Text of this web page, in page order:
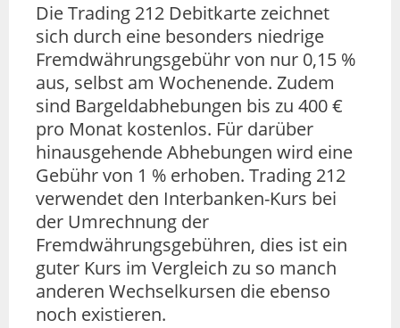
Die Trading 212 Debitkarte zeichnet
sich durch eine besonders niedrige
Fremdwährungsgebühr von nur 0,15 %
aus, selbst am Wochenende. Zudem
sind Bargeldabhebungen bis zu 400 €
pro Monat kostenlos. Für darüber
hinausgehende Abhebungen wird eine
Gebühr von 1 % erhoben. Trading 212
verwendet den Interbanken-Kurs bei
der Umrechnung der
Fremdwährungsgebühren, dies ist ein
guter Kurs im Vergleich zu so manch
anderen Wechselkursen die ebenso
noch existieren.